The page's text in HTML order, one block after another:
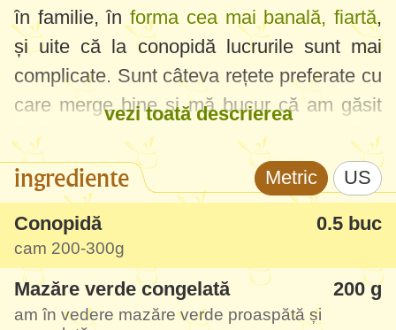
în familie, înforma cea mai banală, fiartă,
și uite că la conopidă lucrurile sunt mai
complicate. Sunt câteva rețete preferate cu
care merge bine și mă bucur că am găsit
încă o combinație, de data asta cu mazăre.
Rețeta aceasta de conopidă este bună ca
puteți combina mai multă mazăre sau
conopidă după plac. De exemplu, eu prefer
să fie mai multă mazăre decât conopidă,
iese ca un fel de "orez" dietetic cu mazăre.
vezi toată descrierea
ingrediente Metric US
Conopidă 0.5 buc
cam 200-300g
Mazăre verde congelată 200 g
am în vedere mazăre verde proaspătă și